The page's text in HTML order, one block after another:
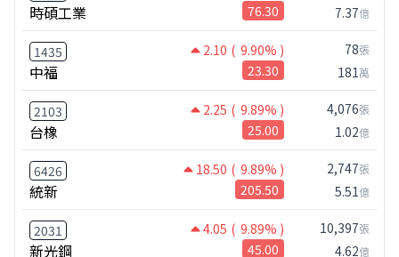
時碩工業 76.30 7.37億
1435 2.10 ( 9.90% )
中福 23.30
78張
181萬
2103 2.25 ( 9.89% )
台橡 25.00
4,076張
1.02億
6426 18.50 ( 9.89% )
統新 205.50
2,747張
5.51億
2031 4.05 ( 9.89% )
新光鋼 45.00
10,397張
4.62億